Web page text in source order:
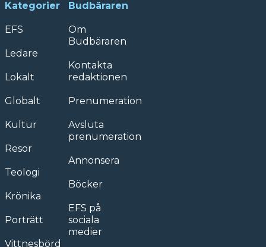
Kategorier
EFS
Ledare
Lokalt
Globalt
Kultur
Resor
Teologi
Krönika
Porträtt
Vittnesbörd
Budbäraren
Om
Budbäraren
Kontakta
redaktionen
Prenumeration
Avsluta
prenumeration
Annonsera
Böcker
EFS på
sociala
medier